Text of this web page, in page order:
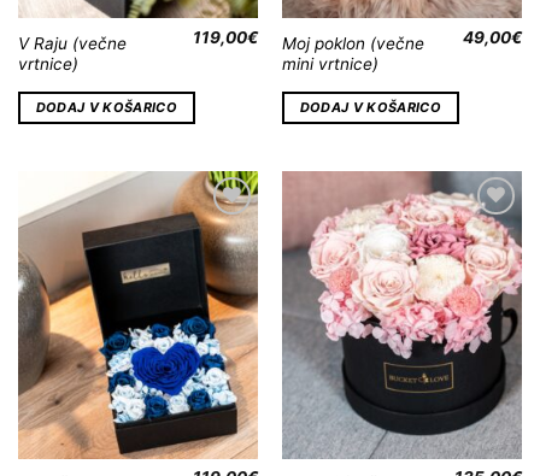
V Raju (večne
vrtnice)
119,00€
DODAJ V KOŠARICO
Moj poklon (večne
mini vrtnice)
49,00€
DODAJ V KOŠARICO
Dodaj
na
Wishlist
Dodaj
na
Wishlist